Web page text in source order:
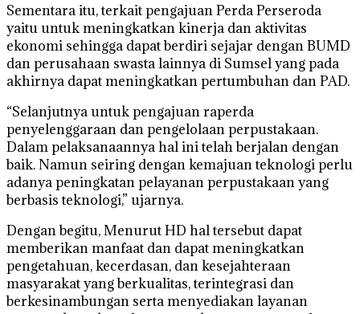
Sementara itu, terkait pengajuan Perda Perseroda
yaitu untuk meningkatkan kinerja dan aktivitas
ekonomi sehingga dapat berdiri sejajar dengan BUMD
dan perusahaan swasta lainnya di Sumsel yang pada
akhirnya dapat meningkatkan pertumbuhan dan PAD.
“Selanjutnya untuk pengajuan raperda
penyelenggaraan dan pengelolaan perpustakaan.
Dalam pelaksanaannya hal ini telah berjalan dengan
baik. Namun seiring dengan kemajuan teknologi perlu
adanya peningkatan pelayanan perpustakaan yang
berbasis teknologi,” ujarnya.
Dengan begitu, Menurut HD hal tersebut dapat
memberikan manfaat dan dapat meningkatkan
pengetahuan, kecerdasan, dan kesejahteraan
masyarakat yang berkualitas, terintegrasi dan
berkesinambungan serta menyediakan layanan